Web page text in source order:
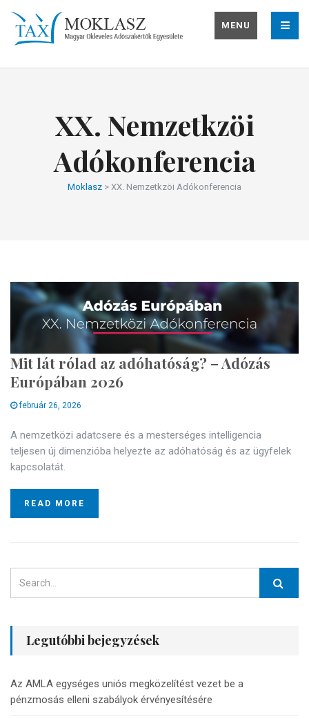
MENU
XX. Nemzetkzöi
Adókonferencia
Moklasz > XX. Nemzetkzöi Adókonferencia
Mit lát rólad az adóhatóság? – Adózás
Európában 2026
február 26, 2026
A nemzetközi adatcsere és a mesterséges intelligencia
teljesen új dimenzióba helyezte az adóhatóság és az ügyfelek
kapcsolatát.
READ MORE
Legutóbbi bejegyzések
Az AMLA egységes uniós megközelítést vezet be a
pénzmosás elleni szabályok érvényesítésére